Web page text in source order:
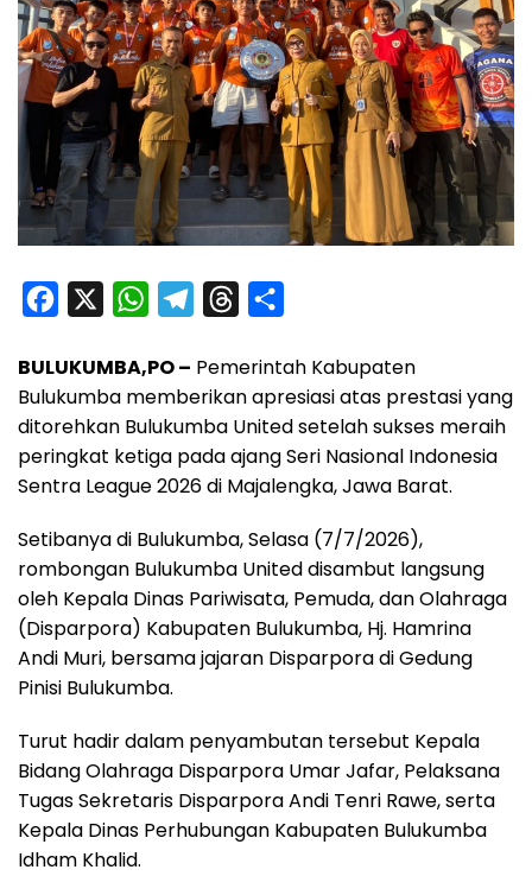
c
e
b
o
k
W
a
t
s
A
p
l
e
g
r
m
r
e
a
d
a
r
e
BULUKUMBA,PO – Pemerintah Kabupaten
Bulukumba memberikan apresiasi atas prestasi yang
ditorehkan Bulukumba United setelah sukses meraih
peringkat ketiga pada ajang Seri Nasional Indonesia
Sentra League 2026 di Majalengka, Jawa Barat.
Setibanya di Bulukumba, Selasa (7/7/2026),
rombongan Bulukumba United disambut langsung
oleh Kepala Dinas Pariwisata, Pemuda, dan Olahraga
(Disparpora) Kabupaten Bulukumba, Hj. Hamrina
Andi Muri, bersama jajaran Disparpora di Gedung
Pinisi Bulukumba.
Turut hadir dalam penyambutan tersebut Kepala
Bidang Olahraga Disparpora Umar Jafar, Pelaksana
Tugas Sekretaris Disparpora Andi Tenri Rawe, serta
Kepala Dinas Perhubungan Kabupaten Bulukumba
Idham Khalid.